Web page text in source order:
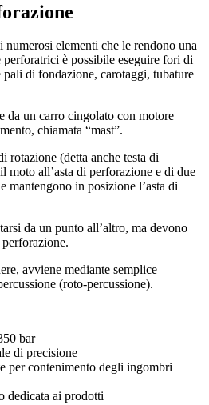
elementi che le rendono una
perforatrici è possibile eseguire fori di
di fondazione, carotaggi, tubature
da un carro cingolato con motore
chiamata “mast”.
rotazione (detta anche testa di
moto all’asta di perforazione e di due
mantengono in posizione l’asta di
da un punto all’altro, ma devono
perforazione.
avviene mediante semplice
(roto-percussione).
bar
di precisione
per contenimento degli ingombri
dedicata ai prodotti